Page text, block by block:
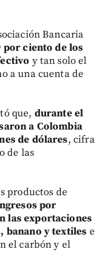
Bancaria
por ciento de los
y tan solo el
a una cuenta de
que, durante el
a Colombia
de dólares, cifra
de las
productos de
por
las exportaciones
banano y textiles e
el carbón y el